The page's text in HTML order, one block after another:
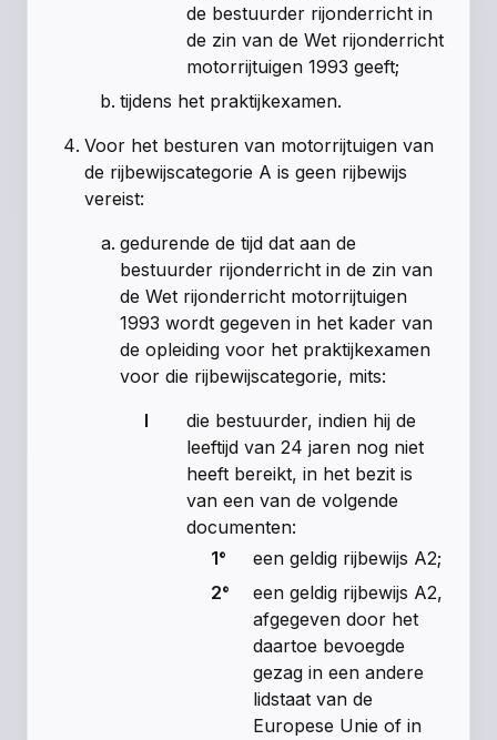
de bestuurder rijonderricht in
de zin van de Wet rijonderricht
motorrijtuigen 1993 geeft;
tijdens het praktijkexamen.
Voor het besturen van motorrijtuigen van
de rijbewijscategorie A is geen rijbewijs
vereist:
gedurende de tijd dat aan de
bestuurder rijonderricht in de zin van
de Wet rijonderricht motorrijtuigen
1993 wordt gegeven in het kader van
de opleiding voor het praktijkexamen
voor die rijbewijscategorie, mits:
I
die bestuurder, indien hij de
leeftijd van 24 jaren nog niet
heeft bereikt, in het bezit is
van een van de volgende
documenten:
1°
een geldig rijbewijs A2;
2°
een geldig rijbewijs A2,
afgegeven door het
daartoe bevoegde
gezag in een andere
lidstaat van de
Europese Unie of in